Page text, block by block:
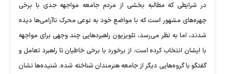
در شرایطی که مطالبه بخشی از مردم جامعه مواجهه جدی با برخی
چهره‌های مشهور است که با مواضع خود به نوعی محرک ناآرامی‌ها دیده
شدند، اما به نظر می‌رسد، تلویزیون راهبرد‌هایی چند وجهی برای مواجهه
با ایشان انتخاب کرده است. از برخورد با برخی خاطیان تا راهبرد تعامل و
گفتگو با گروه‌هایی دیگر از جامعه هنرمندان شناخته شده. شنیده‌ها نشان